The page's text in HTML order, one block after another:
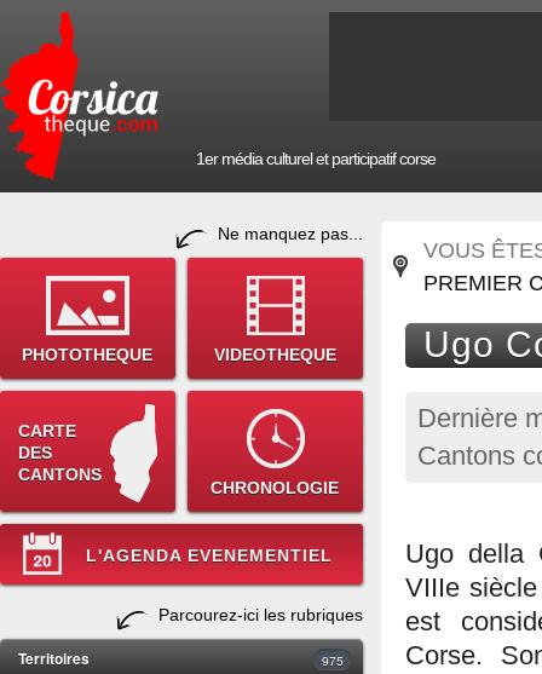
1er média culturel et participatif corse
Ne manquez pas...
PHOTOTHEQUE VIDEOTHEQUE
CARTE
DES
CANTONS
CHRONOLOGIE
L'AGENDA EVENEMENTIEL
Parcourez-ici les rubriques
Territoires 975
VOUS
PREMIER
Ugo
Dernière
Cantons
Ugo della
VIIIe
est
Corse.